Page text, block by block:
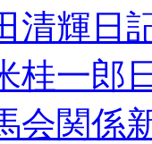
清輝日
桂一郎
会関係